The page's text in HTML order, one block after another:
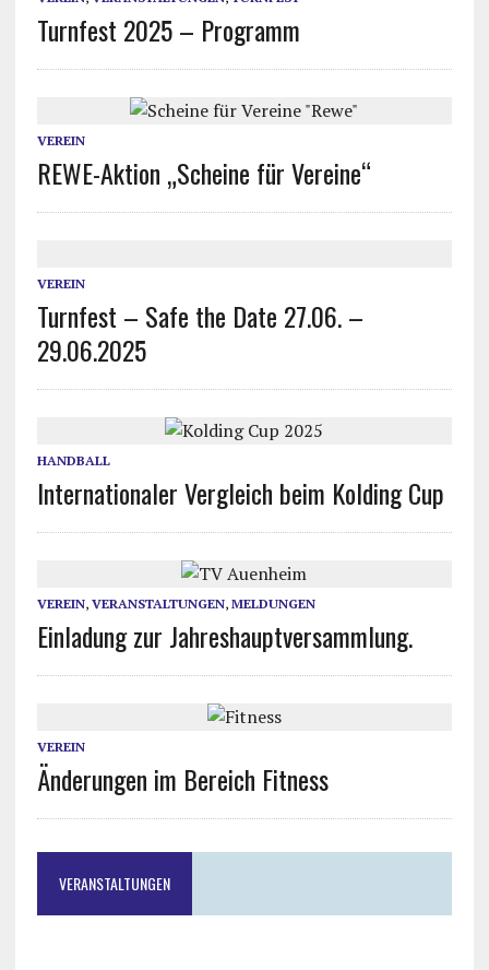
Turnfest 2025 – Programm
VEREIN
REWE-Aktion „Scheine für Vereine“
VEREIN
Turnfest – Safe the Date 27.06. –
29.06.2025
HANDBALL
Internationaler Vergleich beim Kolding Cup
VEREIN, VERANSTALTUNGEN, MELDUNGEN
Einladung zur Jahreshauptversammlung.
VEREIN
Änderungen im Bereich Fitness
VERANSTALTUNGEN